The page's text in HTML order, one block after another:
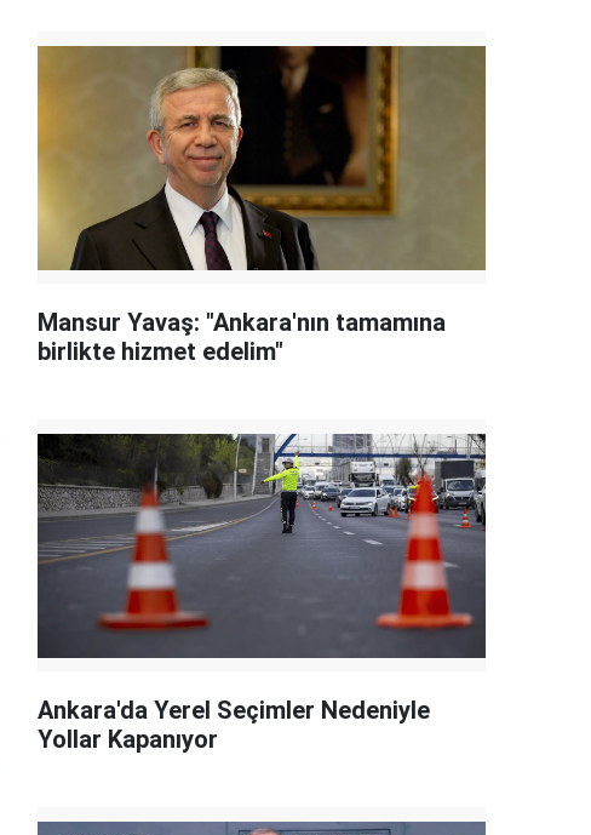
Mansur Yavaş: "Ankara'nın tamamına
birlikte hizmet edelim"
Ankara'da Yerel Seçimler Nedeniyle
Yollar Kapanıyor